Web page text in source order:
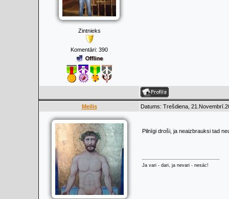
Zintnieks
Komentāri: 390
Meilis Datums: Trešdiena,
Pilnīgi droši, ja neaizbrauksi tad
Ja vari - dari, ja nevari - nesāc!